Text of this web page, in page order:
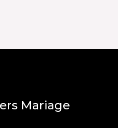
Mariage